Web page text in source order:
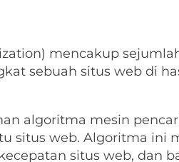
mencakup
sebuah situs web di
algoritma mesin
situs web. Algoritma ini
situs web, dan